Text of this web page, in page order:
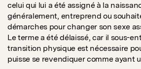
celui qui lui a été assigné à la
généralement, entreprend ou
démarches pour changer son sexe
Le terme a été délaissé, car il sous-
transition physique est nécessaire
puisse se revendiquer comme ayant